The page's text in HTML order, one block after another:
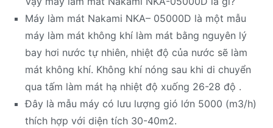
Máy làm mát Nakami NKA– 05000D là một mẫu
máy làm mát không khí làm mát bằng nguyên lý
bay hơi nước tự nhiên, nhiệt độ của nước sẽ làm
mát không khí. Không khí nóng sau khi di chuyển
qua tấm làm mát hạ nhiệt độ xuống 26-28 độ .
Đây là mẫu máy có lưu lượng gió lớn 5000 (m3/h)
thích hợp với diện tích 30-40m2.